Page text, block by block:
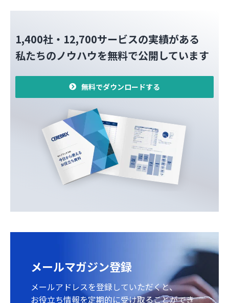
1,400社・12,700サービスの実績がある
私たちのノウハウを無料で公開しています
無料でダウンロードする
メールマガジン登録
メールアドレスを登録していただくと、
お役立ち情報を定期的に受け取ることができ